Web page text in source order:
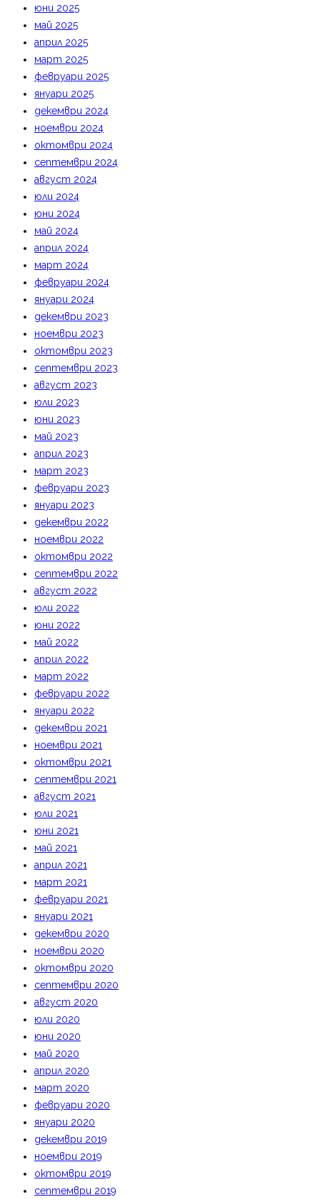
юни 2025
май 2025
април 2025
март 2025
февруари 2025
януари 2025
декември 2024
ноември 2024
октомври 2024
септември 2024
август 2024
юли 2024
юни 2024
май 2024
април 2024
март 2024
февруари 2024
януари 2024
декември 2023
ноември 2023
октомври 2023
септември 2023
август 2023
юли 2023
юни 2023
май 2023
април 2023
март 2023
февруари 2023
януари 2023
декември 2022
ноември 2022
октомври 2022
септември 2022
август 2022
юли 2022
юни 2022
май 2022
април 2022
март 2022
февруари 2022
януари 2022
декември 2021
ноември 2021
октомври 2021
септември 2021
август 2021
юли 2021
юни 2021
май 2021
април 2021
март 2021
февруари 2021
януари 2021
декември 2020
ноември 2020
октомври 2020
септември 2020
август 2020
юли 2020
юни 2020
май 2020
април 2020
март 2020
февруари 2020
януари 2020
декември 2019
ноември 2019
октомври 2019
септември 2019